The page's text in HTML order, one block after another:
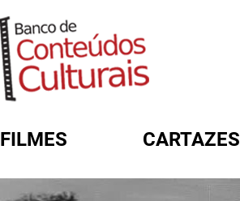
FILMES CARTAZES